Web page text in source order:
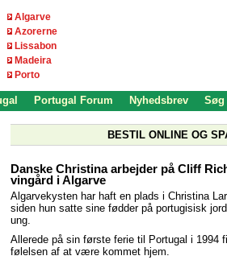
Algarve
Azorerne
Lissabon
Madeira
Porto
Portugal Forum Nyhedsbrev Søg
BESTIL ONLINE OG
Danske Christina arbejder på Cliff
vingård i Algarve
Algarvekysten har haft en plads i Christina
siden hun satte sine fødder på portugisisk
ung.
Allerede på sin første ferie til Portugal i 1994
følelsen af at være kommet hjem.